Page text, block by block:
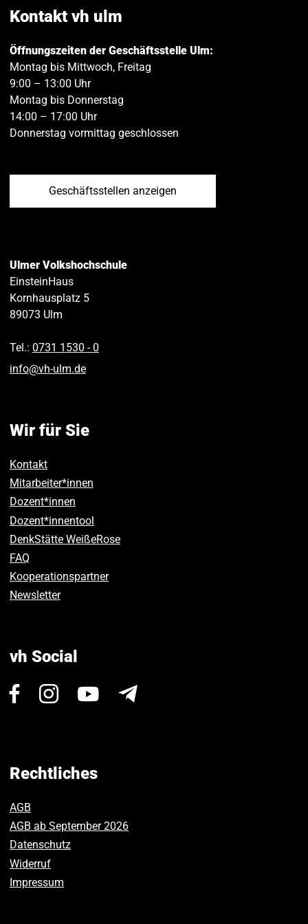
Kontakt vh ulm
Öffnungszeiten der Geschäftsstelle Ulm:
Montag bis Mittwoch, Freitag
9:00 – 13:00 Uhr
Montag bis Donnerstag
14:00 – 17:00 Uhr
Donnerstag vormittag geschlossen
Geschäftsstellen anzeigen
Ulmer Volkshochschule
EinsteinHaus
Kornhausplatz 5
89073 Ulm
Tel.: 0731 1530 ‑ 0
info@vh-ulm.de
Wir für Sie
Kontakt
Mitarbeiter*innen
Dozent*innen
Dozent*innentool
DenkStätte WeißeRose
FAQ
Kooperationspartner
Newsletter
vh Social
Besuchen
Facebook.
Besuchen
Instagram.
Besuchen
Rechtliches
AGB
AGB ab September 2026
Datenschutz
Widerruf
Impressum